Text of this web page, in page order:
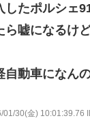
したポルシェ
ら嘘になるけ
自動車になん
01/30(金) 10:01:39.76